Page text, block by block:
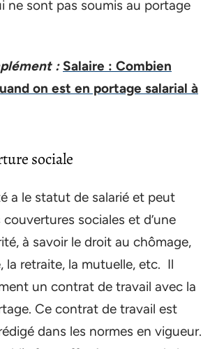
ne sont pas soumis au portage
: Salaire : Combien
on est en portage salarial à
sociale
a le statut de salarié et peut
sociales et d’une
à savoir le droit au chômage,
la retraite, la mutuelle, etc. ‍Il
un contrat de travail avec la
Ce contrat de travail est
dans les normes en vigueur.